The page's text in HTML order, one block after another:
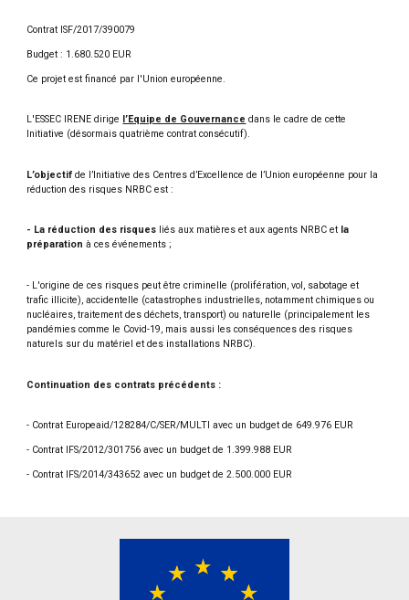
Contrat ISF/2017/390079
Budget : 1.680.520 EUR
Ce projet est financé par l'Union européenne.
L'ESSEC IRENE dirige l’Equipe de Gouvernance dans le cadre de cette
Initiative (désormais quatrième contrat consécutif).
L’objectif de l’Initiative des Centres d’Excellence de l’Union européenne pour la
réduction des risques NRBC est :
- La réduction des risques liés aux matières et aux agents NRBC et la
préparation à ces événements ;
- L'origine de ces risques peut être criminelle (prolifération, vol, sabotage et
trafic illicite), accidentelle (catastrophes industrielles, notamment chimiques ou
nucléaires, traitement des déchets, transport) ou naturelle (principalement les
pandémies comme le Covid-19, mais aussi les conséquences des risques
naturels sur du matériel et des installations NRBC).
Continuation des contrats précédents :
- Contrat Europeaid/128284/C/SER/MULTI avec un budget de 649.976 EUR
- Contrat IFS/2012/301756 avec un budget de 1.399.988 EUR
- Contrat IFS/2014/343652 avec un budget de 2.500.000 EUR